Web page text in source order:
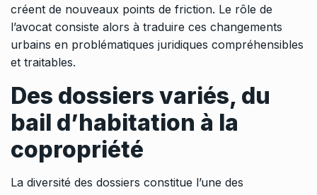
créent de nouveaux points de friction. Le rôle de
l’avocat consiste alors à traduire ces changements
urbains en problématiques juridiques compréhensibles
et traitables.
Des dossiers variés, du
bail d’habitation à la
copropriété
La diversité des dossiers constitue l’une des